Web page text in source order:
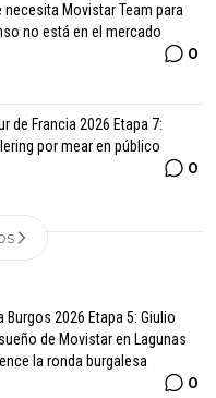
necesita Movistar Team para
no está en el mercado
0
de Francia 2026 Etapa 7:
por mear en público
0
Burgos 2026 Etapa 5: Giulio
de Movistar en Lagunas
la ronda burgalesa
0